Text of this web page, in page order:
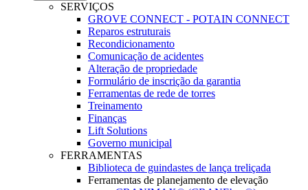
SERVIÇOS
GROVE CONNECT - POTAIN CONNECT
Reparos estruturais
Recondicionamento
Comunicação de acidentes
Alteração de propriedade
Formulário de inscrição da garantia
Ferramentas de rede de torres
Treinamento
Finanças
Lift Solutions
Governo municipal
FERRAMENTAS
Biblioteca de guindastes de lança treliçada
Ferramentas de planejamento de elevação